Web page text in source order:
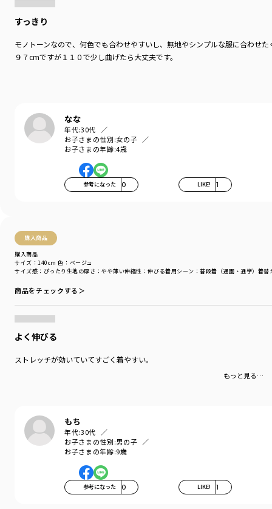
すっきり
モノトーンなので、何色でも合わせやすいし、無地やシンプルな服に合わせ
９７cmですが１１０で少し曲げたら大丈夫です。
なな
年代:30代
お子さまの性別:女の子
お子さまの年齢:4歳
参考になった 0 LIKE! 1
購入商品
購入商品
サイズ感 ：ぴったり 生地の厚さ ：やや薄い伸縮性 ：伸びる着用シーン ：普段着（通園・通学） 着替
サイズ：140cm 色：ベージュ
商品をチェックする＞
よく伸びる
ストレッチが効いていてすごく着やすい。
もっと見る…
もち
年代:30代
お子さまの性別:男の子
お子さまの年齢:9歳
参考になった 0 LIKE! 1